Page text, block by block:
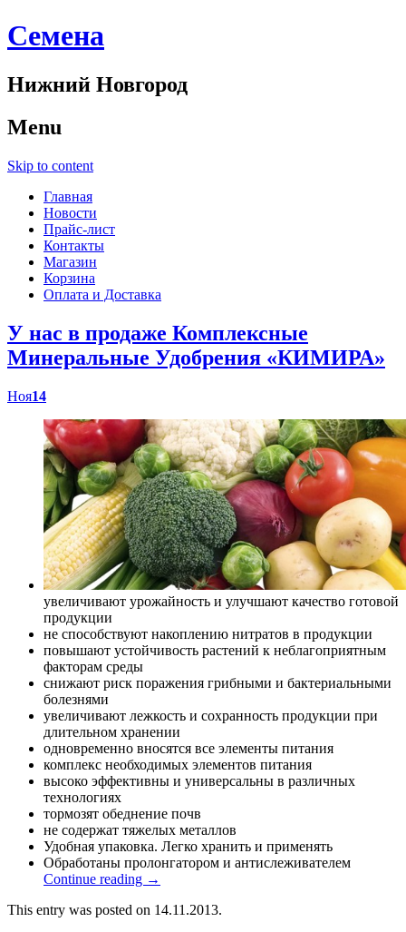
Cемена
Нижний Новгород
Menu
Skip to content
Главная
Новости
Прайс-лист
Контакты
Магазин
Корзина
Оплата и Доставка
У нас в продаже Комплексные
Минеральные Удобрения «КИМИРА»
Ноя14
увеличивают урожайность и улучшают качество готовой
продукции
не способствуют накоплению нитратов в продукции
повышают устойчивость растений к неблагоприятным
факторам среды
снижают риск поражения грибными и бактериальными
болезнями
увеличивают лежкость и сохранность продукции при
длительном хранении
одновременно вносятся все элементы питания
комплекс необходимых элементов питания
высоко эффективны и универсальны в различных
технологиях
тормозят обеднение почв
не содержат тяжелых металлов
Удобная упаковка. Легко хранить и применять
Обработаны пролонгатором и антислеживателем
Continue reading →
This entry was posted on 14.11.2013.